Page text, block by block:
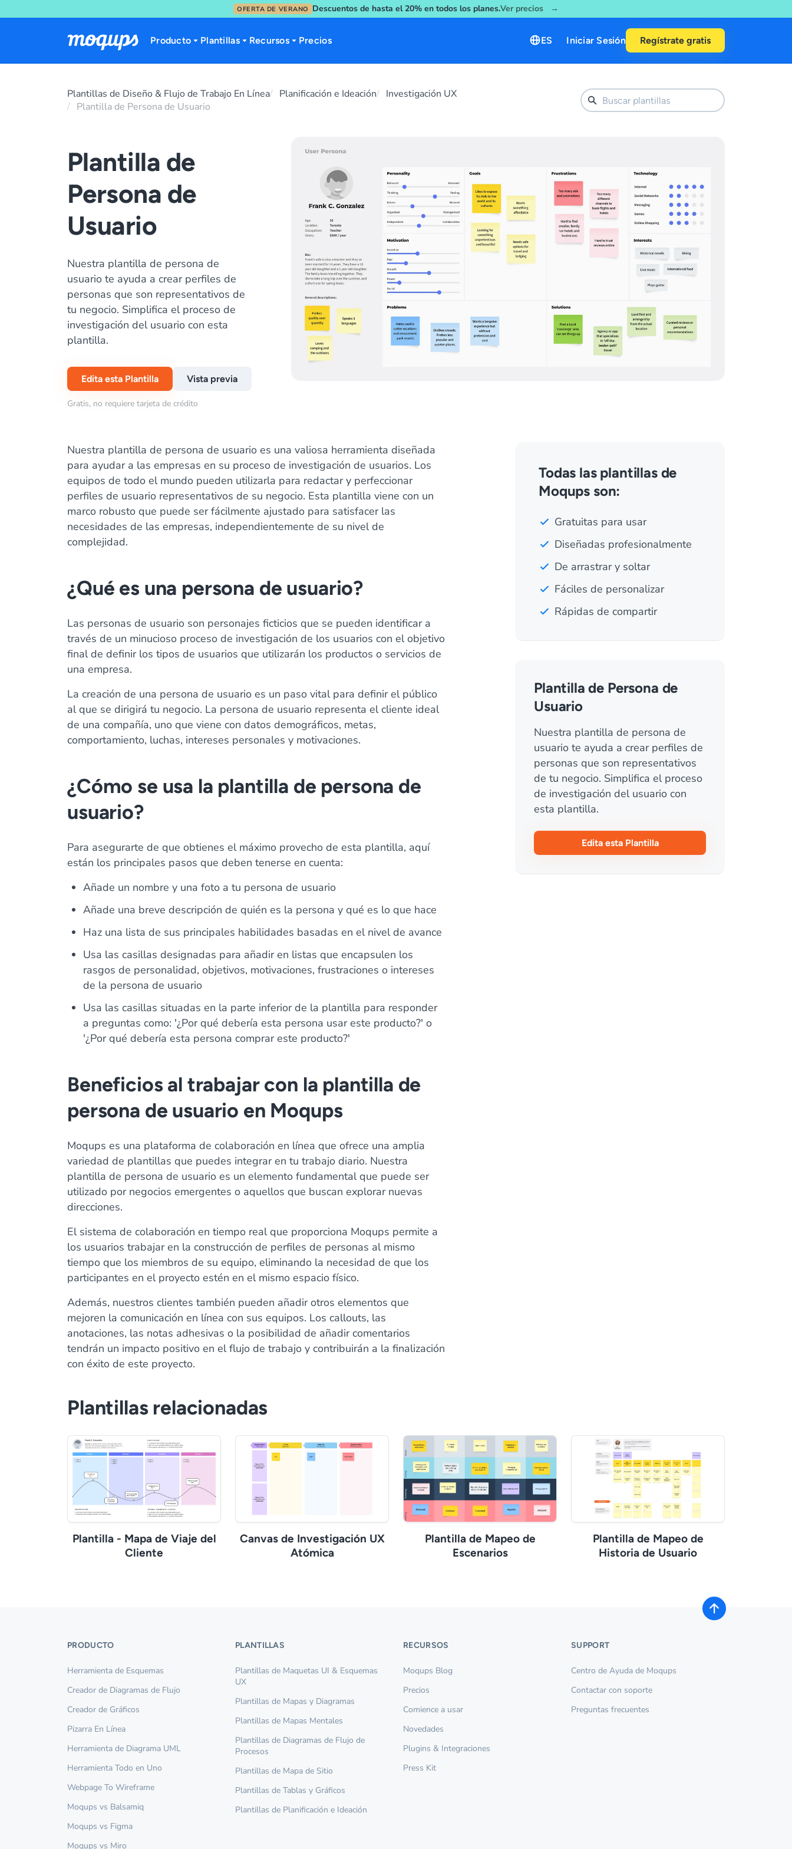
OFERTA DE VERANO Descuentos de hasta el 20% en todos los planes.Ver precios →
Producto Plantillas Recursos Precios ES Iniciar Sesión Regístrate gratis
Plantillas de Diseño & Flujo de Trabajo En Línea Planificación e Ideación
Investigación UX
Plantilla de Persona de Usuario
Plantilla de
Persona de
Usuario
Nuestra plantilla de persona de
usuario te ayuda a crear perfiles de
personas que son representativos de
tu negocio. Simplifica el proceso de
investigación del usuario con esta
plantilla.
Edita esta Plantilla Vista previa
Gratis, no requiere tarjeta de crédito
Nuestra plantilla de persona de usuario es una valiosa herramienta diseñada
para ayudar a las empresas en su proceso de investigación de usuarios. Los
equipos de todo el mundo pueden utilizarla para redactar y perfeccionar
perfiles de usuario representativos de su negocio. Esta plantilla viene con un
marco robusto que puede ser fácilmente ajustado para satisfacer las
necesidades de las empresas, independientemente de su nivel de
complejidad.
¿Qué es una persona de usuario?
Las personas de usuario son personajes ficticios que se pueden identificar a
través de un minucioso proceso de investigación de los usuarios con el objetivo
final de definir los tipos de usuarios que utilizarán los productos o servicios de
una empresa.
La creación de una persona de usuario es un paso vital para definir el público
al que se dirigirá tu negocio. La persona de usuario representa el cliente ideal
de una compañía, uno que viene con datos demográficos, metas,
comportamiento, luchas, intereses personales y motivaciones.
¿Cómo se usa la plantilla de persona de
usuario?
Para asegurarte de que obtienes el máximo provecho de esta plantilla, aquí
están los principales pasos que deben tenerse en cuenta:
Añade un nombre y una foto a tu persona de usuario
Añade una breve descripción de quién es la persona y qué es lo que hace
Haz una lista de sus principales habilidades basadas en el nivel de avance
Usa las casillas designadas para añadir en listas que encapsulen los
rasgos de personalidad, objetivos, motivaciones, frustraciones o intereses
de la persona de usuario
Usa las casillas situadas en la parte inferior de la plantilla para responder
a preguntas como: '¿Por qué debería esta persona usar este producto?' o
'¿Por qué debería esta persona comprar este producto?'
Beneficios al trabajar con la plantilla de
persona de usuario en Moqups
Moqups es una plataforma de colaboración en línea que ofrece una amplia
variedad de plantillas que puedes integrar en tu trabajo diario. Nuestra
plantilla de persona de usuario es un elemento fundamental que puede ser
utilizado por negocios emergentes o aquellos que buscan explorar nuevas
direcciones.
El sistema de colaboración en tiempo real que proporciona Moqups permite a
los usuarios trabajar en la construcción de perfiles de personas al mismo
tiempo que los miembros de su equipo, eliminando la necesidad de que los
participantes en el proyecto estén en el mismo espacio físico.
Además, nuestros clientes también pueden añadir otros elementos que
mejoren la comunicación en línea con sus equipos. Los callouts, las
anotaciones, las notas adhesivas o la posibilidad de añadir comentarios
tendrán un impacto positivo en el flujo de trabajo y contribuirán a la finalización
con éxito de este proyecto.
Todas las plantillas de
Moqups son:
Gratuitas para usar
Diseñadas profesionalmente
De arrastrar y soltar
Fáciles de personalizar
Rápidas de compartir
Plantilla de Persona de
Usuario
Nuestra plantilla de persona de
usuario te ayuda a crear perfiles de
personas que son representativos
de tu negocio. Simplifica el proceso
de investigación del usuario con
esta plantilla.
Edita esta Plantilla
Plantillas relacionadas
Plantilla - Mapa de Viaje del
Cliente
Canvas de Investigación UX
Atómica
Plantilla de Mapeo de
Escenarios
Plantilla de Mapeo de
Historia de Usuario
PRODUCTO
Herramienta de Esquemas
Creador de Diagramas de Flujo
Creador de Gráficos
Pizarra En Línea
Herramienta de Diagrama UML
Herramienta Todo en Uno
Webpage To Wireframe
Moqups vs Balsamiq
Moqups vs Figma
Moqups vs Miro
PLANTILLAS
Plantillas de Maquetas UI & Esquemas
UX
Plantillas de Mapas y Diagramas
Plantillas de Mapas Mentales
Plantillas de Diagramas de Flujo de
Procesos
Plantillas de Mapa de Sitio
Plantillas de Tablas y Gráficos
Plantillas de Planificación e Ideación
RECURSOS
Moqups Blog
Precios
Comience a usar
Novedades
Plugins & Integraciones
Press Kit
SUPPORT
Centro de Ayuda de Moqups
Contactar con soporte
Preguntas frecuentes